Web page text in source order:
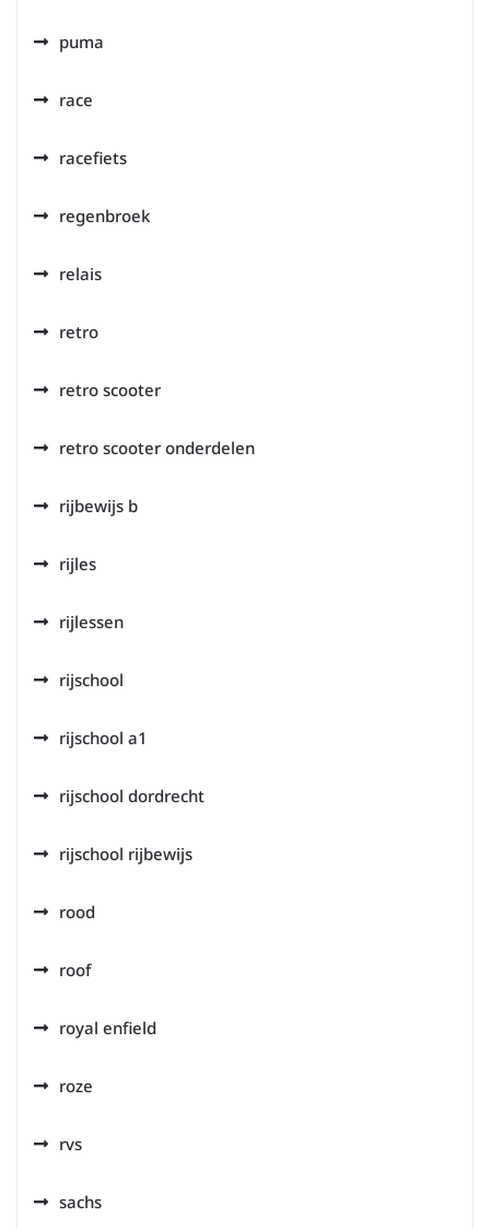
puma
race
racefiets
regenbroek
relais
retro
retro scooter
retro scooter onderdelen
rijbewijs b
rijles
rijlessen
rijschool
rijschool a1
rijschool dordrecht
rijschool rijbewijs
rood
roof
royal enfield
roze
rvs
sachs